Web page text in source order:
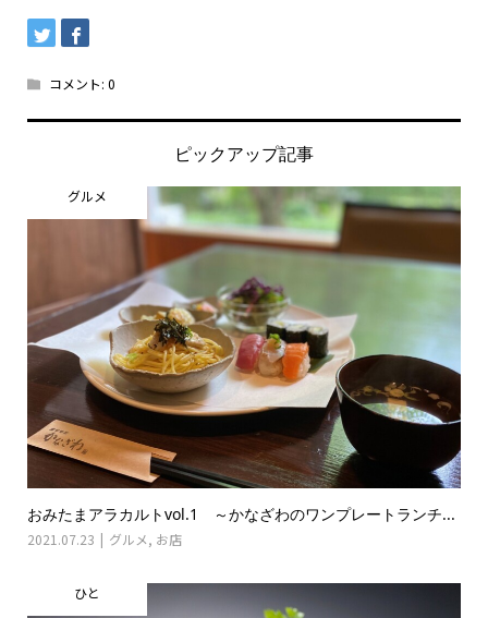
コメント: 0
ピックアップ記事
グルメ
おみたまアラカルトvol.1 ～かなざわのワンプレートランチ...
2021.07.23 グルメ, お店
ひと